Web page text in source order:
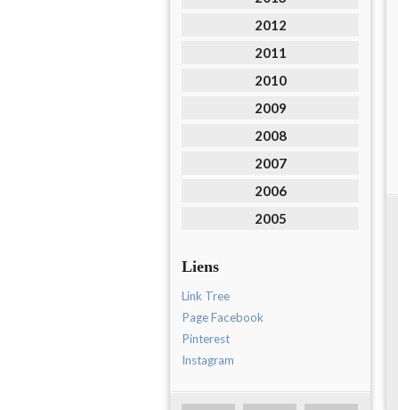
2012
2011
2010
2009
2008
2007
2006
2005
Liens
Link Tree
Page Facebook
Pinterest
Instagram